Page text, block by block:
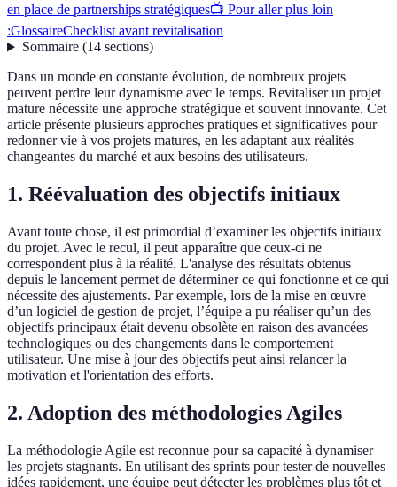
en place de partnerships stratégiques📺 Pour aller plus loin
:GlossaireChecklist avant revitalisation
Sommaire(14 sections)
Dans un monde en constante évolution, de nombreux projets
peuvent perdre leur dynamisme avec le temps. Revitaliser un projet
mature nécessite une approche stratégique et souvent innovante. Cet
article présente plusieurs approches pratiques et significatives pour
redonner vie à vos projets matures, en les adaptant aux réalités
changeantes du marché et aux besoins des utilisateurs.
1. Réévaluation des objectifs initiaux
Avant toute chose, il est primordial d’examiner les objectifs initiaux
du projet. Avec le recul, il peut apparaître que ceux-ci ne
correspondent plus à la réalité. L'analyse des résultats obtenus
depuis le lancement permet de déterminer ce qui fonctionne et ce qui
nécessite des ajustements. Par exemple, lors de la mise en œuvre
d’un logiciel de gestion de projet, l’équipe a pu réaliser qu’un des
objectifs principaux était devenu obsolète en raison des avancées
technologiques ou des changements dans le comportement
utilisateur. Une mise à jour des objectifs peut ainsi relancer la
motivation et l'orientation des efforts.
2. Adoption des méthodologies Agiles
La méthodologie Agile est reconnue pour sa capacité à dynamiser
les projets stagnants. En utilisant des sprints pour tester de nouvelles
idées rapidement, une équipe peut détecter les problèmes plus tôt et